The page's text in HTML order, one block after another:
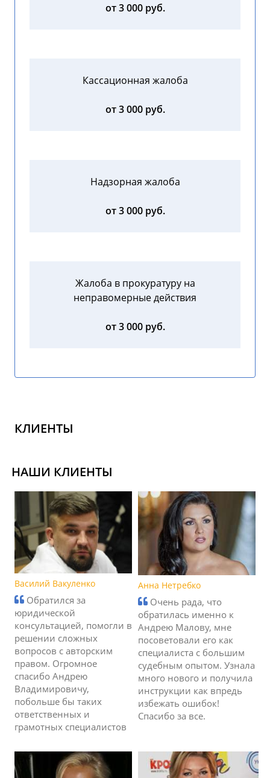
от 3 000 руб.
Кассационная жалоба
от 3 000 руб.
Надзорная жалоба
от 3 000 руб.
Жалоба в прокуратуру на
неправомерные действия
от 3 000 руб.
КЛИЕНТЫ
НАШИ КЛИЕНТЫ
Василий Вакуленко
Обратился за
юридической
консультацией, помогли в
решении сложных
вопросов с авторским
правом. Огромное
спасибо Андрею
Владимировичу,
побольше бы таких
ответственных и
грамотных специалистов
Анна Нетребко
Очень рада, что
обратилась именно к
Андрею Малову, мне
посоветовали его как
специалиста с большим
судебным опытом. Узнала
много нового и получила
инструкции как впредь
избежать ошибок!
Спасибо за все.